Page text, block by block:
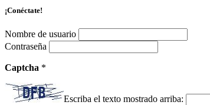
¡Conéctate!
Nombre de usuario
Contraseña
Captcha *
Escriba el texto mostrado arriba: